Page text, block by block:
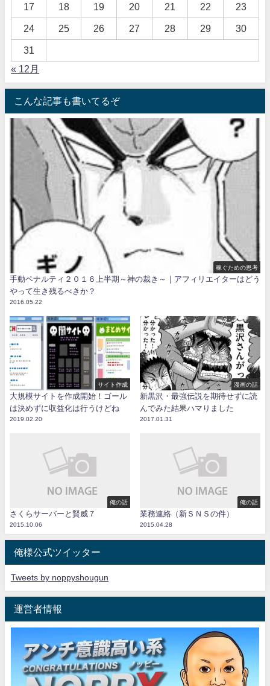
17 18 19 20 21 22 23
24 25 26 27 28 29 30
31
« 12月
こんな記事も書いてるぞ
稼ぐための思考
手動ペナルティ２０１６上半期～神の裁き～｜アフィリエイターはどう
やって生き残るべきか？
2016.05.22
サイト作成
大規模サイトを作成開始！ゴール
は決めずに収益化は行うけどね
2019.02.20
漫画の話
新黒沢・最強伝説を期待せずに読
んでみた結果ハマりました
2017.01.31
俺の話
さくらサーバーと賢威７
2015.10.06
俺の話
業務連絡（新ＳＮＳの件）
2015.04.28
俺様公式ツイッター
Tweets by noppyshougun
運営者情報